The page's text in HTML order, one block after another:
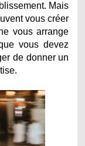
Mais
vous créer
vous arrange
vous devez
de donner un